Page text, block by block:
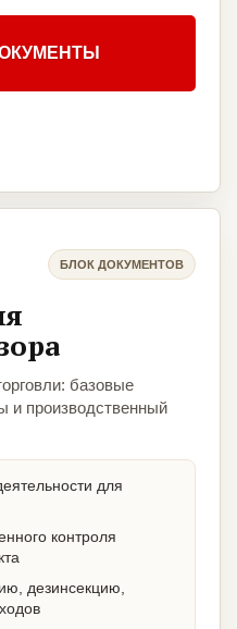
БЛОК ДОКУМЕНТОВ
базовые
и производственный
для
контроля
дезинсекцию,